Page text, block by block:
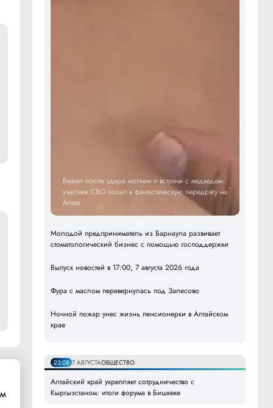
Выжил после удара молнии и встречи с медведем:
участник СВО попал в фантастическую передрягу на
Алтае
Молодой предприниматель из Барнаула развивает
стоматологический бизнес с помощью господдержки
Выпуск новостей в 17:00, 7 августа 2026 года
Фура с маслом перевернулась под Залесово
Ночной пожар унес жизнь пенсионерки в Алтайском
крае
23:08 7 АВГУСТАОБЩЕСТВО
Алтайский край укрепляет сотрудничество с
Кыргызстаном: итоги форума в Бишкеке